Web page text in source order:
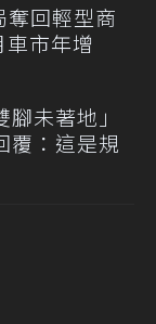
奪回輕型商
市年增
未著地」
覆：這是規